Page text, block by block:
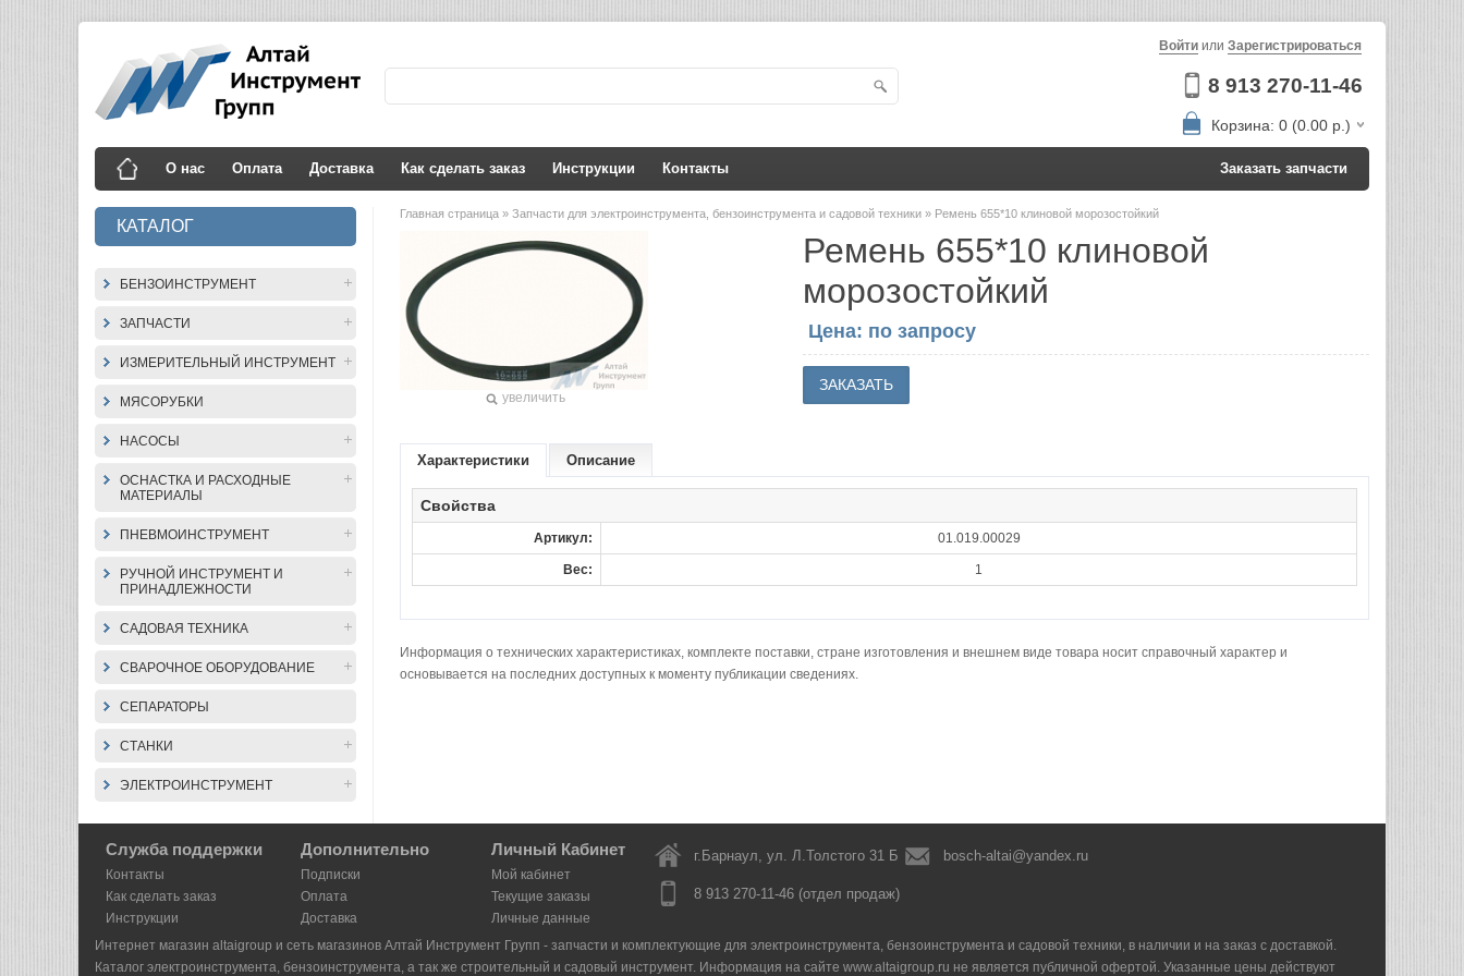
8 913 270-11-46
Войти или Зарегистрироваться
Корзина: 0 (0.00 р.)
О нас Оплата Доставка Как сделать заказ Инструкции Контакты Заказать запчасти
КАТАЛОГ
БЕНЗОИНСТРУМЕНТ
ЗАПЧАСТИ
ИЗМЕРИТЕЛЬНЫЙ ИНСТРУМЕНТ
МЯСОРУБКИ
НАСОСЫ
ОСНАСТКА И РАСХОДНЫЕ
МАТЕРИАЛЫ
ПНЕВМОИНСТРУМЕНТ
РУЧНОЙ ИНСТРУМЕНТ И
ПРИНАДЛЕЖНОСТИ
САДОВАЯ ТЕХНИКА
СВАРОЧНОЕ ОБОРУДОВАНИЕ
СЕПАРАТОРЫ
СТАНКИ
ЭЛЕКТРОИНСТРУМЕНТ
Главная страница » Запчасти для электроинструмента, бензоинструмента и садовой техники » Ремень 655*10 клиновой морозостойкий
увеличить
Ремень 655*10 клиновой
морозостойкий
Цена: по запросу
Характеристики Описание
Свойства
Артикул: 01.019.00029
Вес: 1
Информация о технических характеристиках, комплекте поставки, стране изготовления и внешнем виде товара носит справочный характер и
основывается на последних доступных к моменту публикации сведениях.
Служба поддержки
Контакты
Как сделать заказ
Инструкции
Дополнительно
Подписки
Оплата
Доставка
Личный Кабинет
Мой кабинет
Текущие заказы
Личные данные
г.Барнаул, ул. Л.Толстого 31 Б bosch-altai@yandex.ru
8 913 270-11-46 (отдел продаж)
Интернет магазин altaigroup и сеть магазинов Алтай Инструмент Групп - запчасти и комплектующие для электроинструмента, бензоинструмента и садовой техники, в наличии и на заказ с доставкой.
Каталог электроинструмента, бензоинструмента, а так же строительный и садовый инструмент. Информация на сайте www.altaigroup.ru не является публичной офертой. Указанные цены действуют